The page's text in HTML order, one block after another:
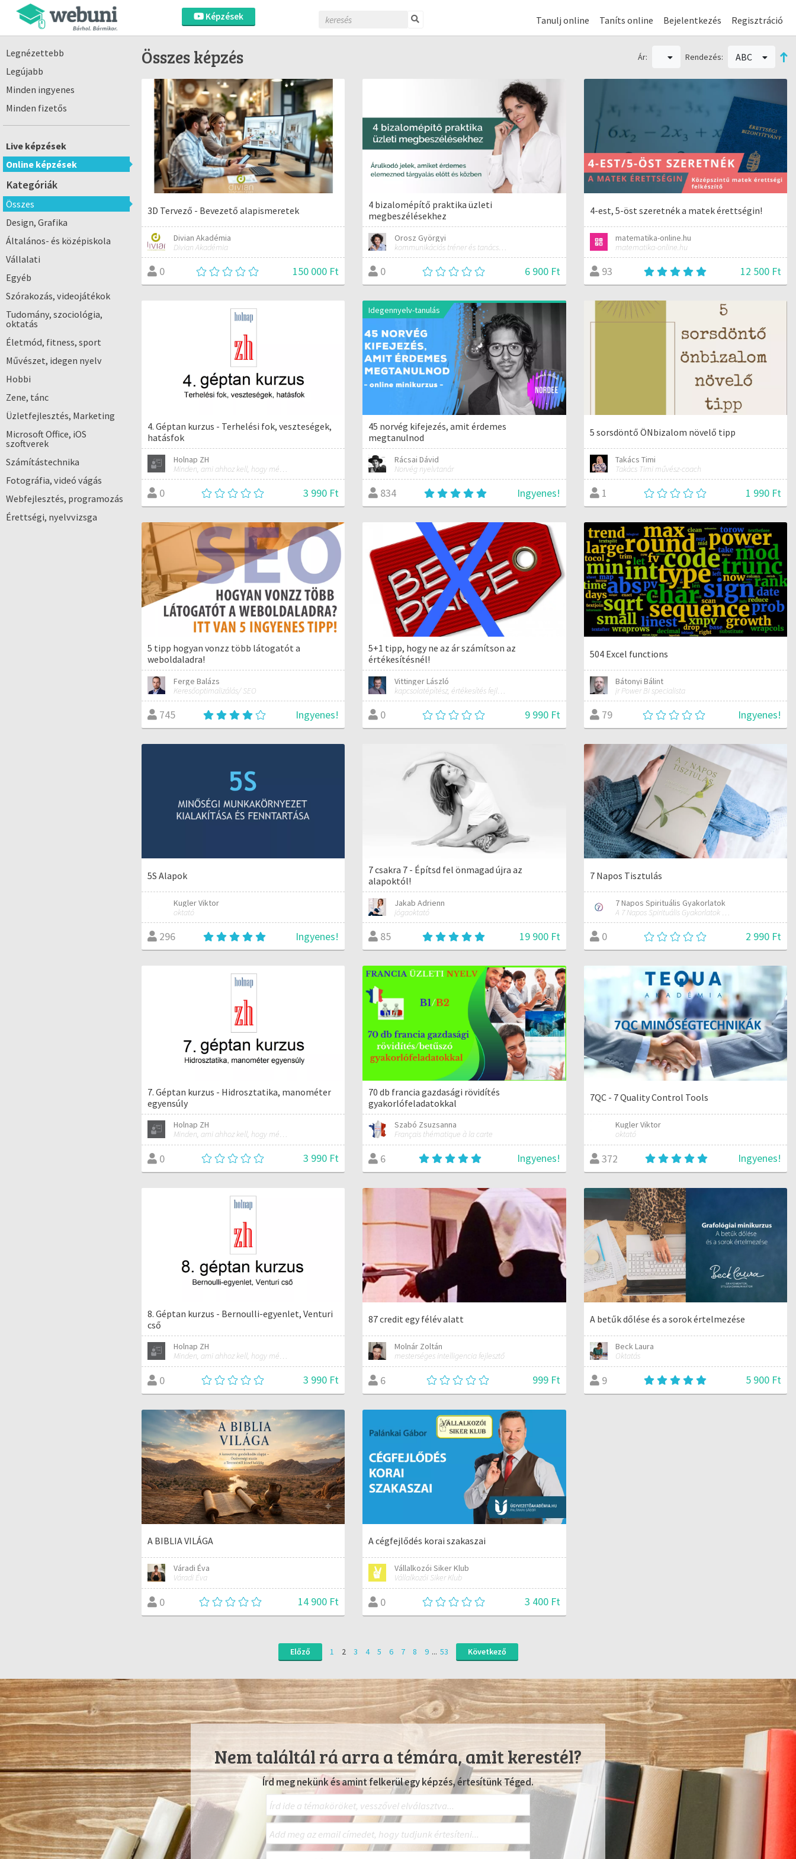
Képzések Tanulj online Taníts online Bejelentkezés Regisztráció
Legnézettebb
Legújabb
Minden ingyenes
Minden fizetős
Live képzések
Online képzések
Kategóriák
Összes
Design, Grafika
Általános- és középiskola
Vállalati
Egyéb
Szórakozás, videojátékok
Tudomány, szociológia,
oktatás
Életmód, fitness, sport
Művészet, idegen nyelv
Hobbi
Zene, tánc
Üzletfejlesztés, Marketing
Microsoft Office, iOS
szoftverek
Számítástechnika
Fotográfia, videó vágás
Webfejlesztés, programozás
Érettségi, nyelvvizsga
Összes képzés Ár: Rendezés: ABC
3D Tervező - Bevezető alapismeretek
Divian Akadémia
Divian Akadémia
0 150 000 Ft
4 bizalomépítő praktika üzleti
megbeszélésekhez
Orosz Györgyi
kommunikációs tréner és tanácsadó
0 6 900 Ft
4-est, 5-öst szeretnék a matek érettségin!
matematika-online.hu
matematika-online.hu
93 12 500 Ft
4. Géptan kurzus - Terhelési fok, veszteségek,
hatásfok
Holnap ZH
Minden, ami ahhoz kell, hogy mérnökké válj!
0 3 990 Ft
Idegennyelv-tanulás
45 norvég kifejezés, amit érdemes
megtanulnod
Rácsai Dávid
Norvég nyelvtanár
834 Ingyenes!
5 sorsdöntő ÖNbizalom növelő tipp
Takács Timi
Takács Timi művész-coach
1 1 990 Ft
5 tipp hogyan vonzz több látogatót a
weboldaladra!
Ferge Balázs
Keresőoptimalizálás/ SEO
745 Ingyenes!
5+1 tipp, hogy ne az ár számítson az
értékesítésnél!
Vittinger László
kapcsolatépítész, értékesítés fejlesztő
0 9 990 Ft
504 Excel functions
Bátonyi Bálint
jr Power BI specialista
79 Ingyenes!
5S Alapok
Kugler Viktor
oktató
296 Ingyenes!
7 csakra 7 - Építsd fel önmagad újra az
alapoktól!
Jakab Adrienn
jógaoktató
85 19 900 Ft
7 Napos Tisztulás
7 Napos Spirituális Gyakorlatok
A 7 Napos Spirituális Gyakorlatok alapítója és mentora.
0 2 990 Ft
7. Géptan kurzus - Hidrosztatika, manométer
egyensúly
Holnap ZH
Minden, ami ahhoz kell, hogy mérnökké válj!
0 3 990 Ft
70 db francia gazdasági rövidítés
gyakorlófeladatokkal
Szabó Zsuzsanna
Français thématique à la carte
6 Ingyenes!
7QC - 7 Quality Control Tools
Kugler Viktor
oktató
372 Ingyenes!
8. Géptan kurzus - Bernoulli-egyenlet, Venturi
cső
Holnap ZH
Minden, ami ahhoz kell, hogy mérnökké válj!
0 3 990 Ft
87 credit egy félév alatt
Molnár Zoltán
mesterséges intelligencia fejlesztő
6 999 Ft
A betűk dőlése és a sorok értelmezése
Beck Laura
Oktatás
9 5 900 Ft
A BIBLIA VILÁGA
Váradi Éva
Váradi Éva
0 14 900 Ft
A cégfejlődés korai szakaszai
Vállalkozói Siker Klub
Vállalkozói Siker Klub
0 3 400 Ft
Előző 1 2 3 4 5 6 7 8 9 ... 53 Következő
Nem találtál rá arra a témára, amit kerestél?
Írd meg nekünk és amint felkerül egy képzés, értesítünk Téged.